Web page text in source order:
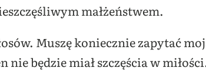
małżeństwem.
Muszę koniecznie zapytać
będzie miał szczęścia w